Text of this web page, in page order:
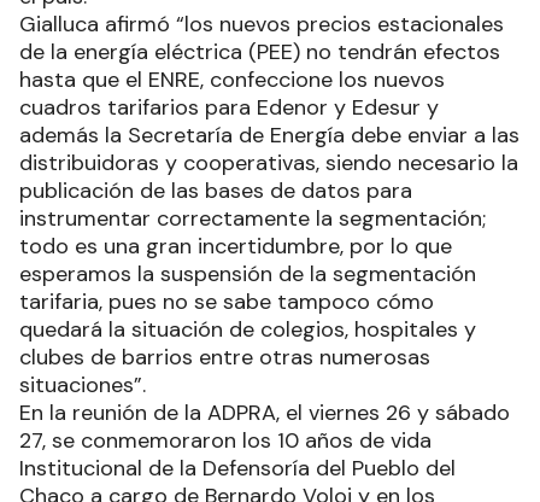
Gialluca afirmó “los nuevos precios estacionales
de la energía eléctrica (PEE) no tendrán efectos
hasta que el ENRE, confeccione los nuevos
cuadros tarifarios para Edenor y Edesur y
además la Secretaría de Energía debe enviar a las
distribuidoras y cooperativas, siendo necesario la
publicación de las bases de datos para
instrumentar correctamente la segmentación;
todo es una gran incertidumbre, por lo que
esperamos la suspensión de la segmentación
tarifaria, pues no se sabe tampoco cómo
quedará la situación de colegios, hospitales y
clubes de barrios entre otras numerosas
situaciones”.
En la reunión de la ADPRA, el viernes 26 y sábado
27, se conmemoraron los 10 años de vida
Institucional de la Defensoría del Pueblo del